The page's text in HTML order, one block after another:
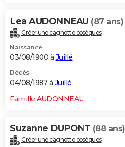
Lea AUDONNEAU (87 ans)
Créer une cagnotte obsèques
Naissance
03/08/1900 à Juillé
Décès
04/08/1987 à Juillé
Famille AUDONNEAU
Suzanne DUPONT (88 ans)
Créer une cagnotte obsèques